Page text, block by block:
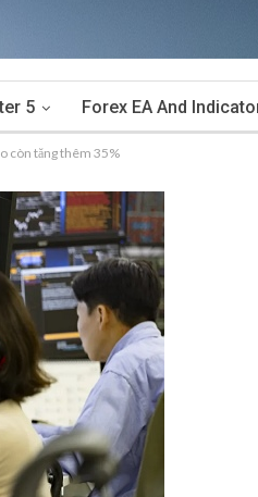
5 Forex EA And
còn tăng thêm 35%